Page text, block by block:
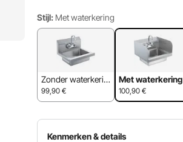
Stijl: Met waterkering
Zonder waterkerin
g
99,90 €
Met waterkering
100,90 €
Kenmerken & details